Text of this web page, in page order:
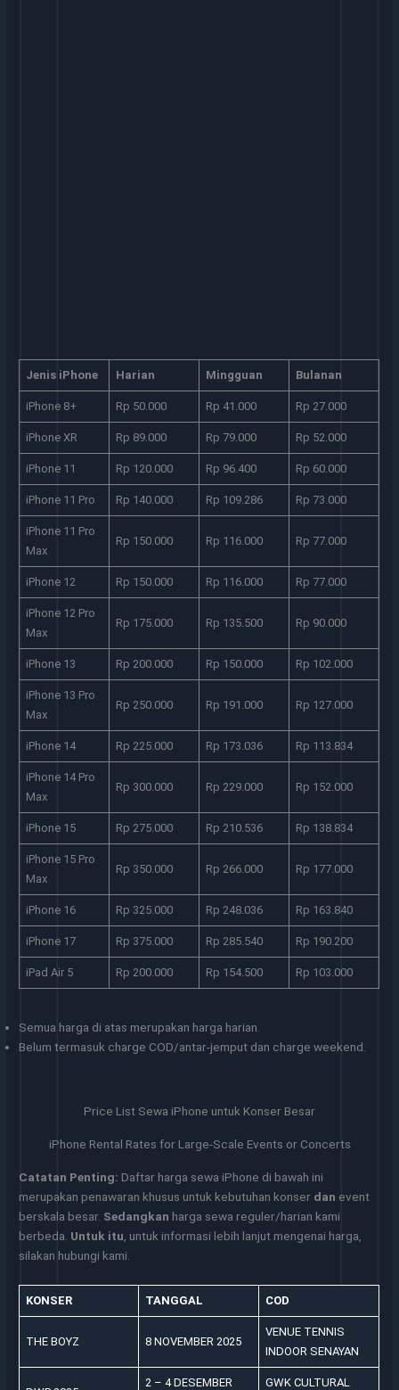
Jenis iPhone Harian Mingguan Bulanan
iPhone 8+ Rp 50.000 Rp 41.000 Rp 27.000
iPhone XR Rp 89.000 Rp 79.000 Rp 52.000
iPhone 11 Rp 120.000 Rp 96.400 Rp 60.000
iPhone 11 Pro Rp 140.000 Rp 109.286 Rp 73.000
iPhone 11 Pro
Max
Rp 150.000 Rp 116.000 Rp 77.000
iPhone 12 Rp 150.000 Rp 116.000 Rp 77.000
iPhone 12 Pro
Max
Rp 175.000 Rp 135.500 Rp 90.000
iPhone 13 Rp 200.000 Rp 150.000 Rp 102.000
iPhone 13 Pro
Max
Rp 250.000 Rp 191.000 Rp 127.000
iPhone 14 Rp 225.000 Rp 173.036 Rp 113.834
iPhone 14 Pro
Max
Rp 300.000 Rp 229.000 Rp 152.000
iPhone 15 Rp 275.000 Rp 210.536 Rp 138.834
iPhone 15 Pro
Max
Rp 350.000 Rp 266.000 Rp 177.000
iPhone 16 Rp 325.000 Rp 248.036 Rp 163.840
iPhone 17 Rp 375.000 Rp 285.540 Rp 190.200
iPad Air 5 Rp 200.000 Rp 154.500 Rp 103.000
Semua harga di atas merupakan harga harian.
Belum termasuk charge COD/antar-jemput dan charge weekend.
Price List Sewa iPhone untuk Konser Besar
iPhone Rental Rates for Large-Scale Events or Concerts
Catatan Penting: Daftar harga sewa iPhone di bawah ini
merupakan penawaran khusus untuk kebutuhan konser dan event
berskala besar. Sedangkan harga sewa reguler/harian kami
berbeda. Untuk itu, untuk informasi lebih lanjut mengenai harga,
silakan hubungi kami.
KONSER TANGGAL COD
THE BOYZ 8 NOVEMBER 2025
VENUE TENNIS
INDOOR SENAYAN
2 – 4 DESEMBER GWK CULTURAL